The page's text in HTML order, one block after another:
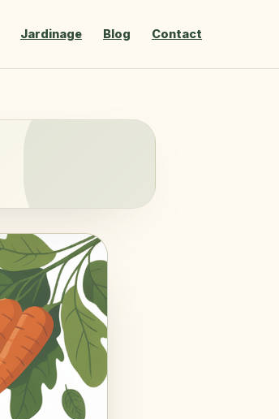
Jardinage Blog Contact